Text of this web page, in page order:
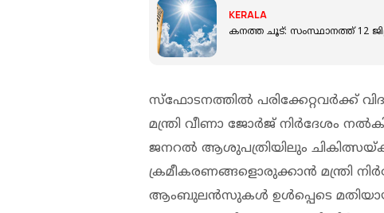
KERALA
കനത്ത ചൂട്: സംസ്ഥാനത്ത് 12
സ്‌ഫോടനത്തില്‍ പരിക്കേറ്റവര്‍ക്ക്
മന്ത്രി വീണാ ജോര്‍ജ് നിര്‍ദേശം
ജനറൽ ആശുപത്രിയിലും
ക്രമീകരണങ്ങളൊരുക്കാന്‍ മന്ത്രി
ആംബുലന്‍സുകള്‍ ഉള്‍പ്പെടെ